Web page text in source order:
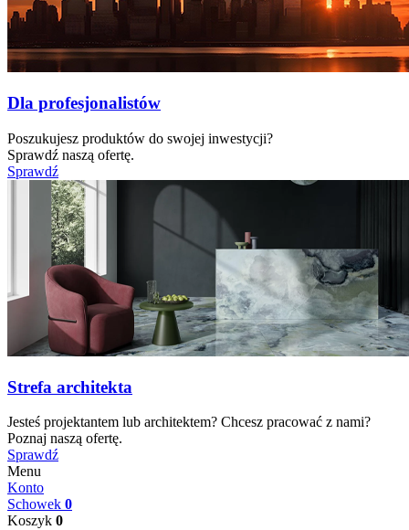
Dla profesjonalistów
Poszukujesz produktów do swojej inwestycji?
Sprawdź naszą ofertę.
Sprawdź
Strefa architekta
Jesteś projektantem lub architektem? Chcesz pracować z nami?
Poznaj naszą ofertę.
Sprawdź
Menu
Konto
Schowek 0
Koszyk 0